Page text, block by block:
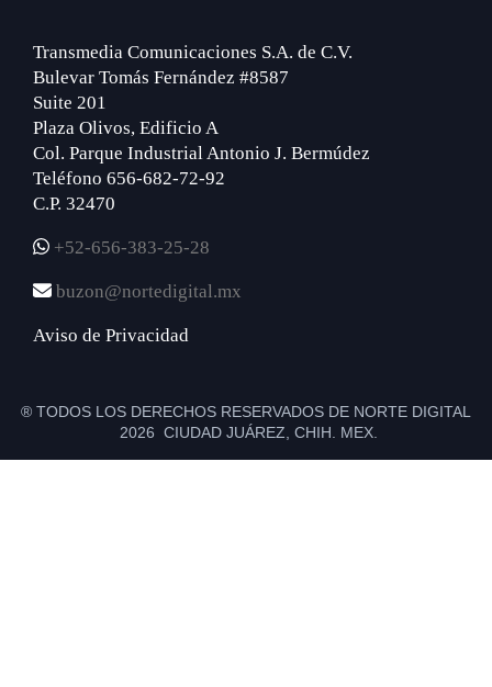
Transmedia Comunicaciones S.A. de C.V.
Bulevar Tomás Fernández #8587
Suite 201
Plaza Olivos, Edificio A
Col. Parque Industrial Antonio J. Bermúdez
Teléfono 656-682-72-92
C.P. 32470
+52-656-383-25-28
buzon@nortedigital.mx
Aviso de Privacidad
® TODOS LOS DERECHOS RESERVADOS DE NORTE DIGITAL
2026 CIUDAD JUÁREZ, CHIH. MEX.